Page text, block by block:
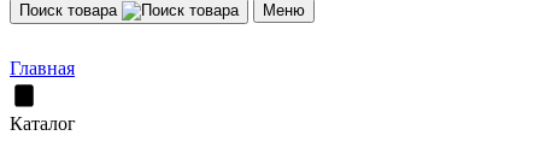
Поиск товара Меню
Главная
Каталог